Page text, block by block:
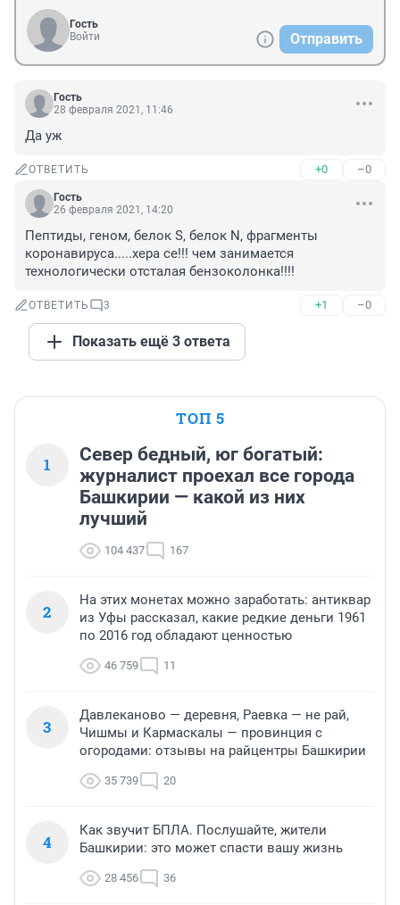
Гость
Войти
Отправить
Гость
28 февраля 2021, 11:46
Да уж
ОТВЕТИТЬ +0 –0
Гость
26 февраля 2021, 14:20
Пептиды, геном, белок S, белок N, фрагменты
коронавируса.....хера се!!! чем занимается
технологически отсталая бензоколонка!!!!
ОТВЕТИТЬ 3 +1 –0
Показать ещё 3 ответа
ТОП 5
1
Север бедный, юг богатый:
журналист проехал все города
Башкирии — какой из них
лучший
104 437 167
2
На этих монетах можно заработать: антиквар
из Уфы рассказал, какие редкие деньги 1961
по 2016 год обладают ценностью
46 759 11
3
Давлеканово — деревня, Раевка — не рай,
Чишмы и Кармаскалы — провинция с
огородами: отзывы на райцентры Башкирии
35 739 20
4
Как звучит БПЛА. Послушайте, жители
Башкирии: это может спасти вашу жизнь
28 456 36